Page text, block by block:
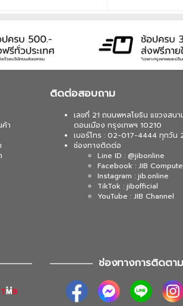
า
ติดต่อสอบถาม
เลขที่ 21 ถนนพหลโยธิน แขวงสนา
ดอนเมือง กรุงเทพฯ 10210
เบอร์โทร : 02-017-4444 ทุกวัน
ช่องทางติดต่อ
Line ID : @jibonline
Facebook : JIB
Instagram : jib.online
TikTok : jibofficial
YouTube : JIB Channel
ช่องทางการติดตาม